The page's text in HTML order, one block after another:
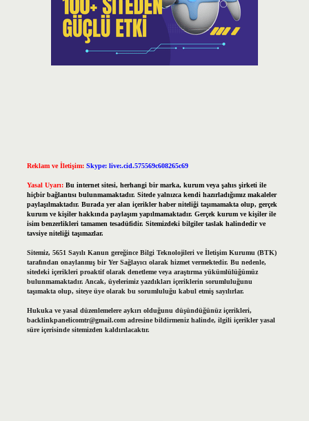
Reklam ve İletişim: Skype: live:.cid.575569c608265c69
Yasal Uyarı: Bu internet sitesi, herhangi bir marka, kurum veya şahıs şirketi ile
hiçbir bağlantısı bulunmamaktadır. Sitede yalnızca kendi hazırladığımız makaleler
paylaşılmaktadır. Burada yer alan içerikler haber niteliği taşımamakta olup, gerçek
kurum ve kişiler hakkında paylaşım yapılmamaktadır. Gerçek kurum ve kişiler ile
isim benzerlikleri tamamen tesadüfidir. Sitemizdeki bilgiler taslak halindedir ve
tavsiye niteliği taşımazlar.
Sitemiz, 5651 Sayılı Kanun gereğince Bilgi Teknolojileri ve İletişim Kurumu (BTK)
tarafından onaylanmış bir Yer Sağlayıcı olarak hizmet vermektedir. Bu nedenle,
sitedeki içerikleri proaktif olarak denetleme veya araştırma yükümlülüğümüz
bulunmamaktadır. Ancak, üyelerimiz yazdıkları içeriklerin sorumluluğunu
taşımakta olup, siteye üye olarak bu sorumluluğu kabul etmiş sayılırlar.
Hukuka ve yasal düzenlemelere aykırı olduğunu düşündüğünüz içerikleri,
backlinkpanelicomtr@gmail.comadresine bildirmeniz halinde, ilgili içerikler yasal
süre içerisinde sitemizden kaldırılacaktır.